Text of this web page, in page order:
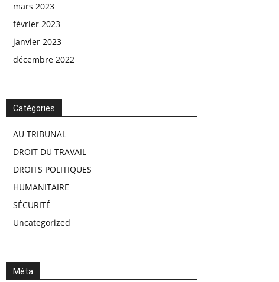
mars 2023
février 2023
janvier 2023
décembre 2022
Catégories
AU TRIBUNAL
DROIT DU TRAVAIL
DROITS POLITIQUES
HUMANITAIRE
SÉCURITÉ
Uncategorized
Méta